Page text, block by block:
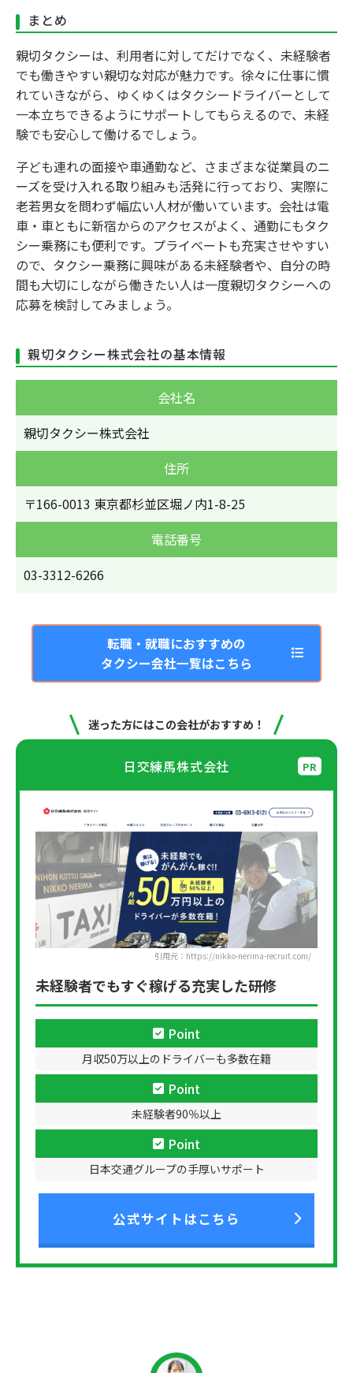
まとめ
親切タクシーは、利用者に対してだけでなく、未経験者
でも働きやすい親切な対応が魅力です。徐々に仕事に慣
れていきながら、ゆくゆくはタクシードライバーとして
一本立ちできるようにサポートしてもらえるので、未経
験でも安心して働けるでしょう。
子ども連れの面接や車通勤など、さまざまな従業員のニ
ーズを受け入れる取り組みも活発に行っており、実際に
老若男女を問わず幅広い人材が働いています。会社は電
車・車ともに新宿からのアクセスがよく、通勤にもタク
シー乗務にも便利です。プライベートも充実させやすい
ので、タクシー乗務に興味がある未経験者や、自分の時
間も大切にしながら働きたい人は一度親切タクシーへの
応募を検討してみましょう。
親切タクシー株式会社の基本情報
会社名
親切タクシー株式会社
住所
〒166-0013 東京都杉並区堀ノ内1-8-25
電話番号
03-3312-6266
転職・就職におすすめの
タクシー会社一覧はこちら
迷った方にはこの会社がおすすめ！
日交練馬株式会社
引用元：https://nikko-nerima-recruit.com/
未経験者でもすぐ稼げる充実した研修
Point
月収50万以上のドライバーも多数在籍
Point
未経験者90％以上
Point
日本交通グループの手厚いサポート
公式サイトはこちら